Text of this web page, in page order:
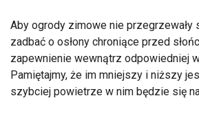
Aby ogrody zimowe nie przegrzewały
zadbać o osłony chroniące przed
zapewnienie wewnątrz odpowiedniej
Pamiętajmy, że im mniejszy i niższy
szybciej powietrze w nim będzie się